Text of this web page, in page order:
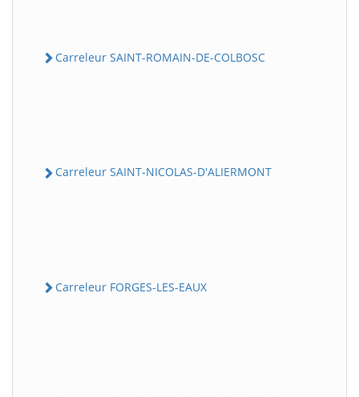
Carreleur SAINT-ROMAIN-DE-COLBOSC
Carreleur SAINT-NICOLAS-D'ALIERMONT
Carreleur FORGES-LES-EAUX